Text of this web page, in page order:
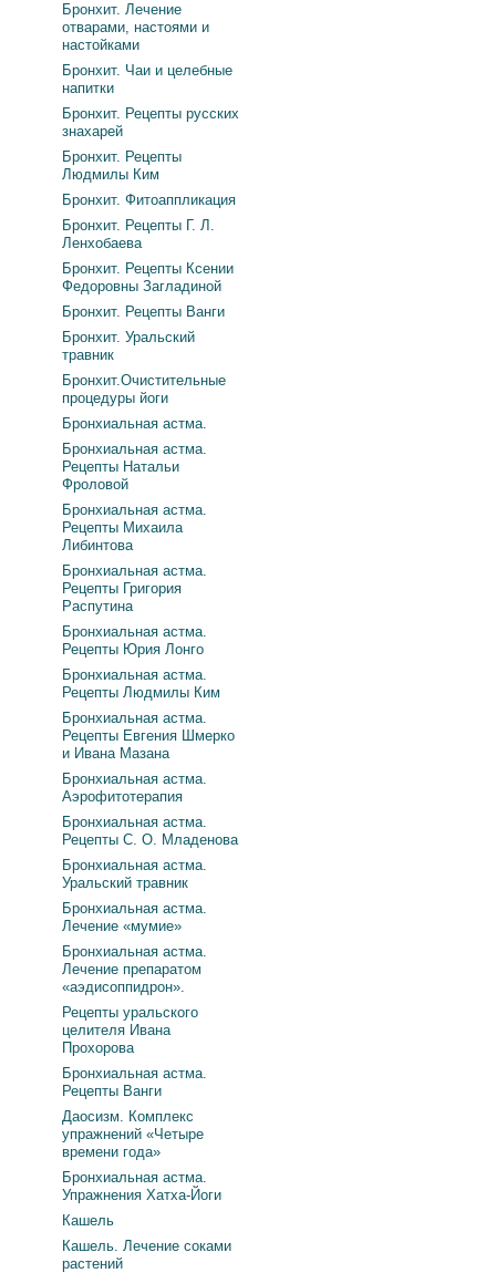
Бронхит. Лечение
отварами, настоями и
настойками
Бронхит. Чаи и целебные
напитки
Бронхит. Рецепты русских
знахарей
Бронхит. Рецепты
Людмилы Ким
Бронхит. Фитоаппликация
Бронхит. Рецепты Г. Л.
Ленхобаева
Бронхит. Рецепты Ксении
Федоровны Загладиной
Бронхит. Рецепты Ванги
Бронхит. Уральский
травник
Бронхит.Очистительные
процедуры йоги
Бронхиальная астма.
Бронхиальная астма.
Рецепты Натальи
Фроловой
Бронхиальная астма.
Рецепты Михаила
Либинтова
Бронхиальная астма.
Рецепты Григория
Распутина
Бронхиальная астма.
Рецепты Юрия Лонго
Бронхиальная астма.
Рецепты Людмилы Ким
Бронхиальная астма.
Рецепты Евгения Шмерко
и Ивана Мазана
Бронхиальная астма.
Аэрофитотерапия
Бронхиальная астма.
Рецепты С. О. Младенова
Бронхиальная астма.
Уральский травник
Бронхиальная астма.
Лечение «мумие»
Бронхиальная астма.
Лечение препаратом
«аэдисоппидрон».
Рецепты уральского
целителя Ивана
Прохорова
Бронхиальная астма.
Рецепты Ванги
Даосизм. Комплекс
упражнений «Четыре
времени года»
Бронхиальная астма.
Упражнения Хатха-Йоги
Кашель
Кашель. Лечение соками
растений